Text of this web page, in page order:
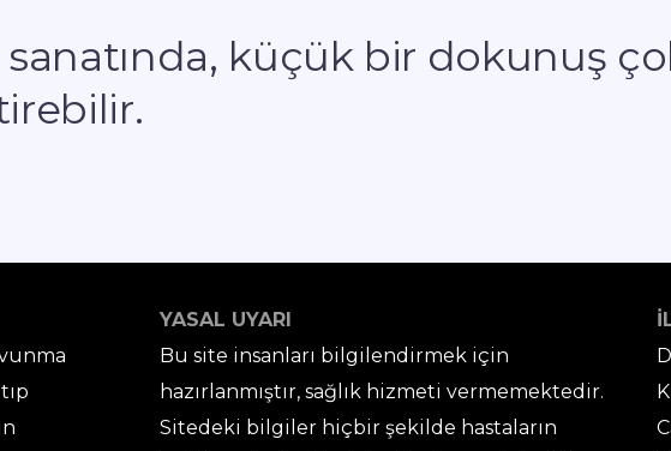
sanatında, küçük bir dokunuş
YASAL UYARI
Bu site insanları bilgilendirmek için
hazırlanmıştır, sağlık hizmeti vermemektedir.
Sitedeki bilgiler hiçbir şekilde hastaların